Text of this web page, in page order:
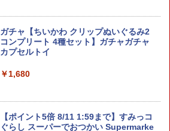
デル)
￥3,016
モデル
ガチャ【ちいかわ クリップぬいぐるみ2
コンプリート 4種セット】ガチャガチャ
カプセルトイ
￥1,680
【ポイント5倍 8/11 1:59まで】すみっコ
ぐらし スーパーでおつかい Supermarke